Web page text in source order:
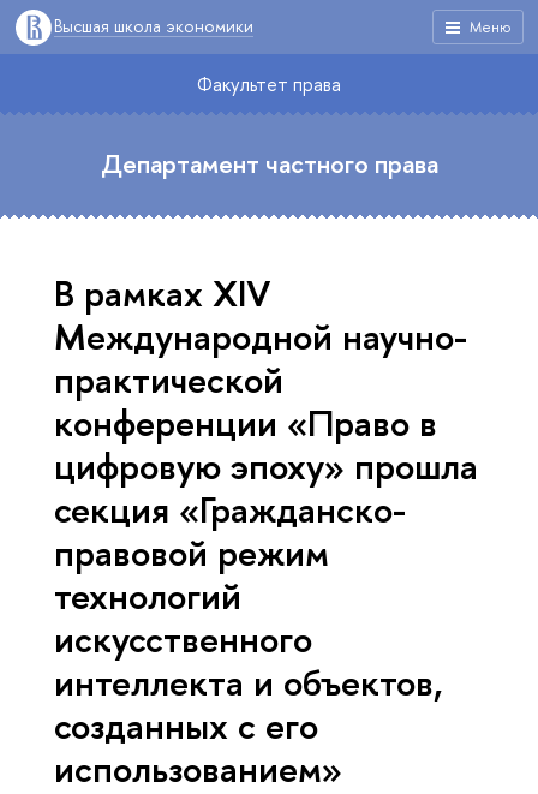
Меню
Высшая школа экономики
Факультет права
Департамент частного права
В рамках XIV
Международной научно-
практической
конференции «Право в
цифровую эпоху» прошла
секция «Гражданско-
правовой режим
технологий
искусственного
интеллекта и объектов,
созданных с его
использованием»